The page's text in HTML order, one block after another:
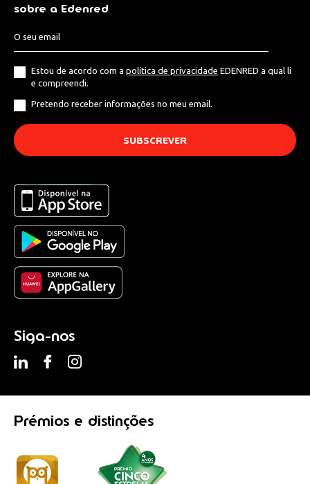
sobre a Edenred
Estou de acordo com a política de privacidade EDENRED a qual li
e compreendi.
Pretendo receber informações no meu email.
Siga-nos
Prémios e distinções